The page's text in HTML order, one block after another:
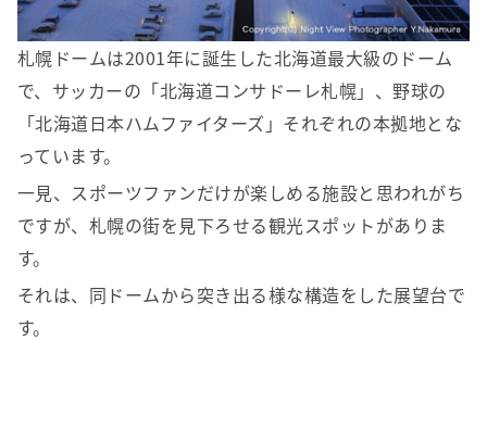
札幌ドームは2001年に誕生した北海道最大級のドーム
で、サッカーの「北海道コンサドーレ札幌」、野球の
「北海道日本ハムファイターズ」それぞれの本拠地とな
っています。
一見、スポーツファンだけが楽しめる施設と思われがち
ですが、札幌の街を見下ろせる観光スポットがありま
す。
それは、同ドームから突き出る様な構造をした展望台で
す。